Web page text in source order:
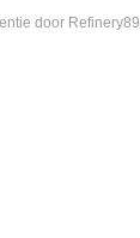
door Refinery89